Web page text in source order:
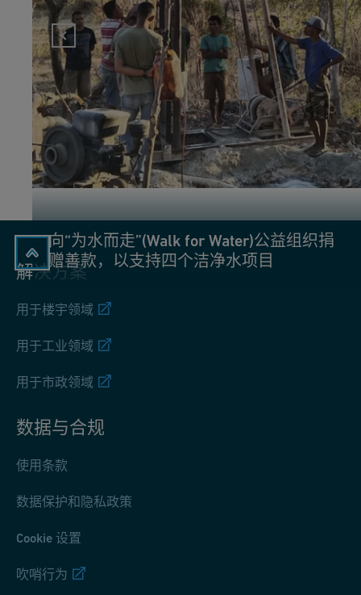
向“为水而走”(Walk for Water)公益组织捐
赠善款，以支持四个洁净水项目
解决方案
用于楼宇领域
用于工业领域
用于市政领域
数据与合规
使用条款
数据保护和隐私政策
Cookie 设置
吹哨行为